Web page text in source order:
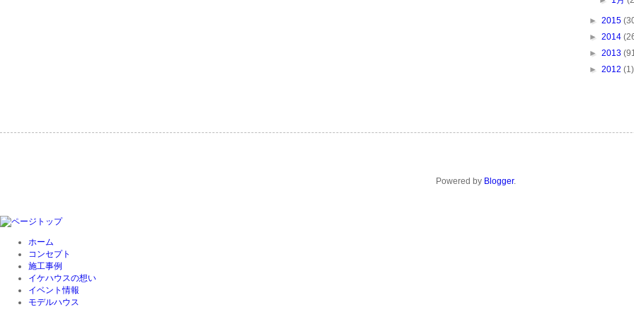
► 2015
► 2014
► 2013
► 2012 (1)
Powered by Blogger.
ホーム
コンセプト
施工事例
イケハウスの想い
イベント情報
モデルハウス